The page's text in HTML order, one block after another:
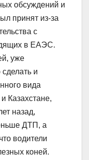
обсуждений и
принят из-за
с
в ЕАЭС.
уже
и
вида
Казахстане,
назад,
ДТП, а
водители
коней.